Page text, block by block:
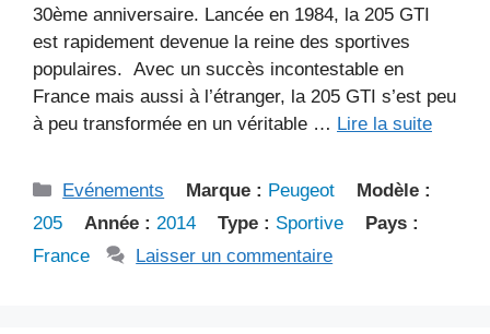
30ème anniversaire. Lancée en 1984, la 205 GTI
est rapidement devenue la reine des sportives
populaires. Avec un succès incontestable en
France mais aussi à l’étranger, la 205 GTI s’est peu
à peu transformée en un véritable … Lire la suite
Catégories
Evénements Marque : Peugeot
Modèle :
205
Année : 2014 Type : Sportive
Pays :
France
Laisser un commentaire